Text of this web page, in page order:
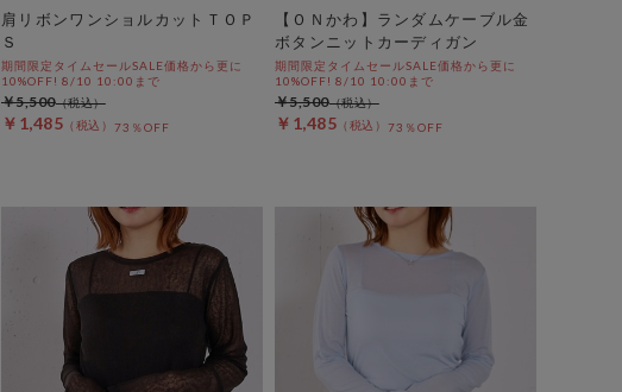
肩リボンワンショルカットＴＯＰ
Ｓ
期間限定タイムセールSALE価格から更に
10%OFF! 8/10 10:00まで
￥1,485 73％OFF
￥5,500
【ＯＮかわ】ランダムケーブル金
ボタンニットカーディガン
期間限定タイムセールSALE価格から更に
10%OFF! 8/10 10:00まで
￥1,485 73％OFF
￥5,500